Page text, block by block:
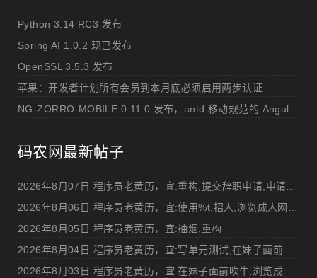
Python 3.14 RC3 发布
Spring AI 1.0.2 现已发布
OpenSSL 3.5.3 发布
苹果：开发者计划所有会员到本月底必须启用两步认证
码农网最新帖子
2026年8月05日 程序员老黄历，宜:抽烟,重构